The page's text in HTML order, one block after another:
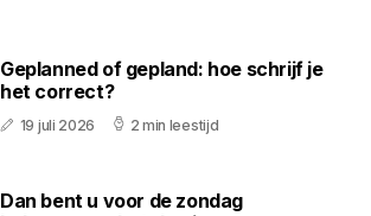
Geplanned of gepland: hoe schrijf je
het correct?
19 juli 2026 2 min leestijd
Dan bent u voor de zondag